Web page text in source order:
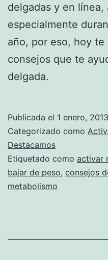
delgadas y en
especialmente
año, por eso, hoy
consejos que te
delgada.
Publicada el 1 enero, 2013
Categorizado como
Destacamos
Etiquetado como activar
bajar de peso, consejos
metabolismo